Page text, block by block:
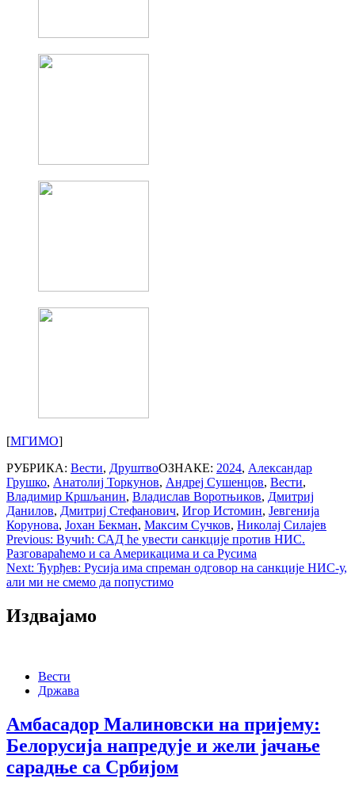
[МГИМО]
РУБРИКА: Вести, ДруштвоОЗНАКЕ: 2024, Александар
Грушко, Анатолиј Торкунов, Андреј Сушенцов, Вести,
Владимир Кршљанин, Владислав Воротњиков, Дмитриј
Данилов, Дмитриј Стефанович, Игор Истомин, Јевгенија
Корунова, Јохан Бекман, Максим Сучков, Николај Силајев
Post
navigation
Previous: Вучић: САД ће увести санкције против НИС.
Разговараћемо и са Америкацима и са Русима
Next: Ђурђев: Русија има спреман одговор на санкције НИС-у,
али ми не смемо да попустимо
Издвајамо
Вести
Држава
Амбасадор Малиновски на пријему:
Белорусија напредује и жели јачање
сарадње са Србијом